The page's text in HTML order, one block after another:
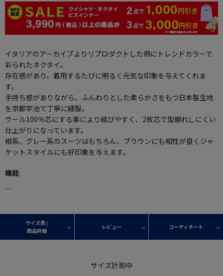
イタリアのアーカイブよりリプロダクトした柄にトレンドカラーで
彩られたネクタイ。
存在感があり、着用するたびに明るく元気な印象を与えてくれま
す。
手持ち感がありながら、ふんわりとした柔らかさをもつ日本製生地
を京都宇治で丁寧に縫製。
ウール100％芯にする事により結びやすく、2枚芯で型崩れしにくい
仕上がりになっています。
紺系、グレー系のスーツはもちろん、ブラウンにも相性が良くジャ
ケットスタイルにも好印象を与えます。
機能
―
サイズ表 /
商品詳細
レビュー コーディネート
サイズ計測中